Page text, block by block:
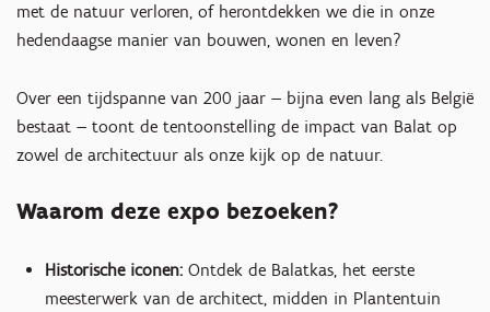
met de natuur verloren, of herontdekken we die in onze
hedendaagse manier van bouwen, wonen en leven?
Over een tijdspanne van 200 jaar — bijna even lang als België
bestaat — toont de tentoonstelling de impact van Balat op
zowel de architectuur als onze kijk op de natuur.
Waarom deze expo bezoeken?
Historische iconen: Ontdek de Balatkas, het eerste
meesterwerk van de architect, midden in Plantentuin